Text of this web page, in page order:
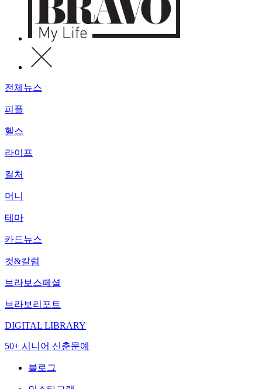
전체뉴스
피플
헬스
라이프
컬처
머니
테마
카드뉴스
컷&칼럼
브라보스페셜
브라보리포트
DIGITAL LIBRARY
50+ 시니어 신춘문예
블로그